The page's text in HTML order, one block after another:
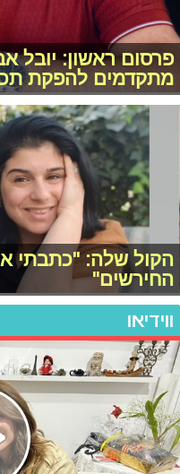
פרסום ראשון: יובל
מתקדמים להפקת
הקול שלה: "כתבתי
החירשים"
ווידיאו